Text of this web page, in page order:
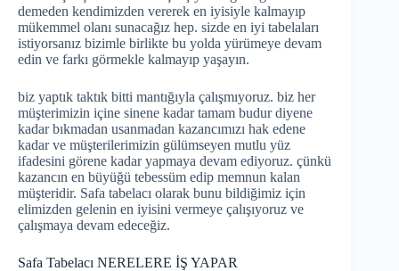
demeden kendimizden vererek en iyisiyle kalmayıp
mükemmel olanı sunacağız hep. sizde en iyi tabelaları
istiyorsanız bizimle birlikte bu yolda yürümeye devam
edin ve farkı görmekle kalmayıp yaşayın.
biz yaptık taktık bitti mantığıyla çalışmıyoruz. biz her
müşterimizin içine sinene kadar tamam budur diyene
kadar bıkmadan usanmadan kazancımızı hak edene
kadar ve müşterilerimizin gülümseyen mutlu yüz
ifadesini görene kadar yapmaya devam ediyoruz. çünkü
kazancın en büyüğü tebessüm edip memnun kalan
müşteridir. Safa tabelacı olarak bunu bildiğimiz için
elimizden gelenin en iyisini vermeye çalışıyoruz ve
çalışmaya devam edeceğiz.
Safa Tabelacı NERELERE İŞ YAPAR